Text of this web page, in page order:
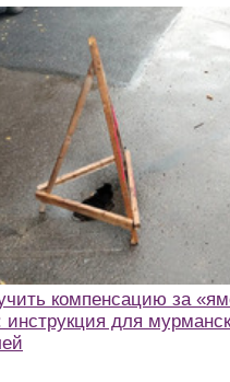
компенсацию за
для